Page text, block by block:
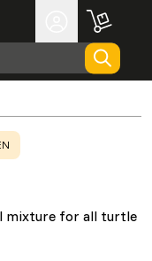
mixture for all turtle